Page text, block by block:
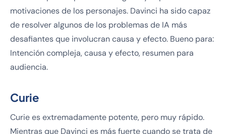
motivaciones de los personajes. Davinci ha sido capaz
de resolver algunos de los problemas de IA más
desafiantes que involucran causa y efecto. Bueno para:
Intención compleja, causa y efecto, resumen para
audiencia.
Curie
Curie es extremadamente potente, pero muy rápido.
Mientras que Davinci es más fuerte cuando se trata de